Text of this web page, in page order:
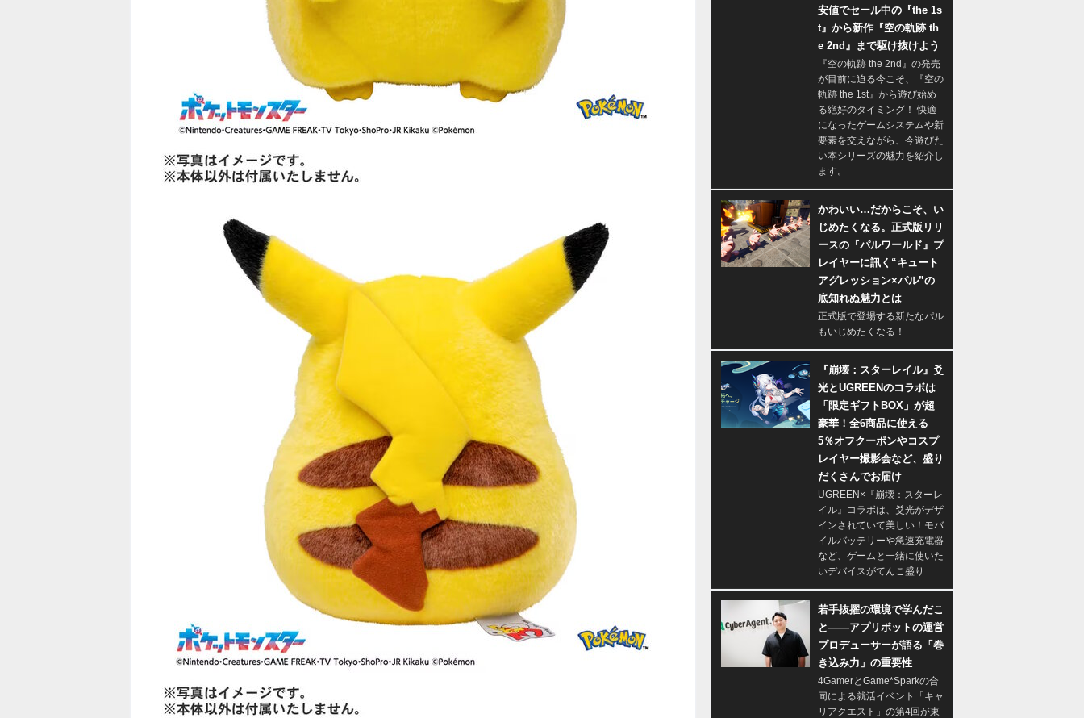
安値でセール中の『the 1s
t』から新作『空の軌跡 th
e 2nd』まで駆け抜けよう
『空の軌跡 the 2nd』の発売
が目前に迫る今こそ、『空の
軌跡 the 1st』から遊び始め
る絶好のタイミング！ 快適
になったゲームシステムや新
要素を交えながら、今遊びた
い本シリーズの魅力を紹介し
ます。
かわいい…だからこそ、い
じめたくなる。正式版リリ
ースの『パルワールド』プ
レイヤーに訊く“キュート
アグレッション×パル”の
底知れぬ魅力とは
正式版で登場する新たなパル
もいじめたくなる！
『崩壊：スターレイル』爻
光とUGREENのコラボは
「限定ギフトBOX」が超
豪華！全6商品に使える
5％オフクーポンやコスプ
レイヤー撮影会など、盛り
だくさんでお届け
UGREEN×『崩壊：スターレ
イル』コラボは、爻光がデザ
インされていて美しい！モバ
イルバッテリーや急速充電器
など、ゲームと一緒に使いた
いデバイスがてんこ盛り
若手抜擢の環境で学んだこ
と――アプリボットの運営
プロデューサーが語る「巻
き込み力」の重要性
4GamerとGame*Sparkの合
同による就活イベント「キャ
リアクエスト」の第4回が東